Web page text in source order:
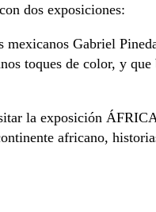
dos exposiciones:
Gabriel
toques de color, y
la exposición
africano,